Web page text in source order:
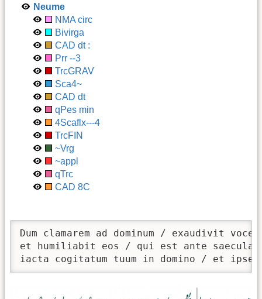
Neume
NMA circ
Bivirga
CAD dt :
Prr --3
TrcGRAV
Sca4~
CAD dt
qPes min
4Scaflx---4
TrcFIN
~Vrg
~appl
qTrc
CAD 8C
Dum clamarem ad dominum / exaudivit
et humiliabit eos / qui est ante saecula
iacta cogitatum tuum in domino / et